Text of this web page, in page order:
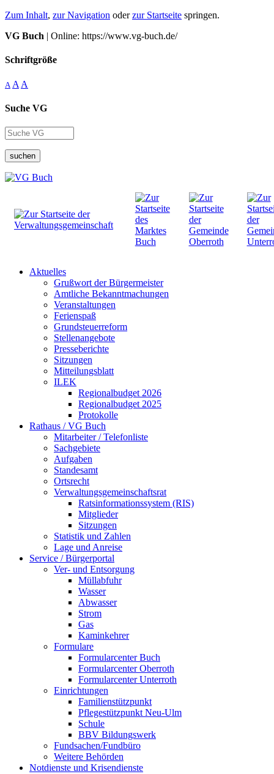
Zum Inhalt, zur Navigation oderzur Startseite springen.
VG Buch | Online: https://www.vg-buch.de/
Schriftgröße
A A A
Suche VG
suchen
Aktuelles
Grußwort der Bürgermeister
Amtliche Bekanntmachungen
Veranstaltungen
Ferienspaß
Grundsteuerreform
Stellenangebote
Presseberichte
Sitzungen
Mitteilungsblatt
ILEK
Regionalbudget 2026
Regionalbudget 2025
Protokolle
Rathaus / VG Buch
Mitarbeiter / Telefonliste
Sachgebiete
Aufgaben
Standesamt
Ortsrecht
Verwaltungsgemeinschaftsrat
Ratsinformationssystem (RIS)
Mitglieder
Sitzungen
Statistik und Zahlen
Lage und Anreise
Service / Bürgerportal
Ver- und Entsorgung
Müllabfuhr
Wasser
Abwasser
Strom
Gas
Kaminkehrer
Formulare
Formularcenter Buch
Formularcenter Oberroth
Formularcenter Unterroth
Einrichtungen
Familienstützpunkt
Pflegestützpunkt Neu-Ulm
Schule
BBV Bildungswerk
Fundsachen/Fundbüro
Weitere Behörden
Notdienste und Krisendienste